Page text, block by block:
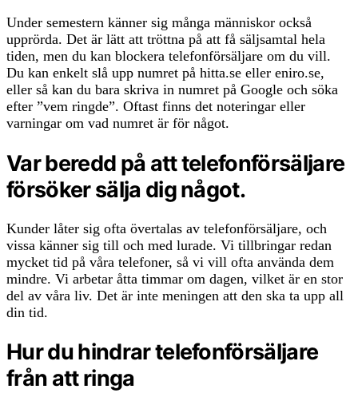
Under semestern känner sig många människor också
upprörda. Det är lätt att tröttna på att få säljsamtal hela
tiden, men du kan blockera telefonförsäljare om du vill.
Du kan enkelt slå upp numret på hitta.se eller eniro.se,
eller så kan du bara skriva in numret på Google och söka
efter ”vem ringde”. Oftast finns det noteringar eller
varningar om vad numret är för något.
Var beredd på att telefonförsäljare
försöker sälja dig något.
Kunder låter sig ofta övertalas av telefonförsäljare, och
vissa känner sig till och med lurade. Vi tillbringar redan
mycket tid på våra telefoner, så vi vill ofta använda dem
mindre. Vi arbetar åtta timmar om dagen, vilket är en stor
del av våra liv. Det är inte meningen att den ska ta upp all
din tid.
Hur du hindrar telefonförsäljare
från att ringa